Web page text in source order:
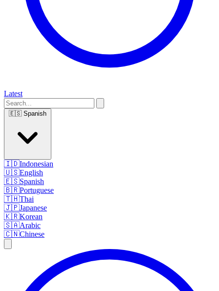
Latest
🇪🇸 Spanish
🇮🇩Indonesian
🇺🇸English
🇪🇸Spanish
🇧🇷Portuguese
🇹🇭Thai
🇯🇵Japanese
🇰🇷Korean
🇸🇦Arabic
🇨🇳Chinese